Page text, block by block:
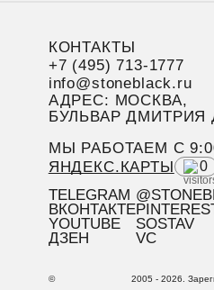
КОНТАКТЫ
+7 (495) 713-1777
info@stoneblack.ru
АДРЕС: МОСКВА,
БУЛЬВАР ДМИТРИЯ
МЫ РАБОТАЕМ C
ЯНДЕКС.КАРТЫ
0
TELEGRAM
ВКОНТАКТЕ
YOUTUBE
ДЗЕН
SOSTAV
VC
© 2005 - 2026.